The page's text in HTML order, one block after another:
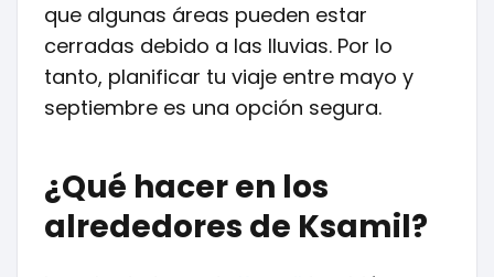
que algunas áreas pueden estar
cerradas debido a las lluvias. Por lo
tanto, planificar tu viaje entre mayo y
septiembre es una opción segura.
¿Qué hacer en los
alrededores de Ksamil?